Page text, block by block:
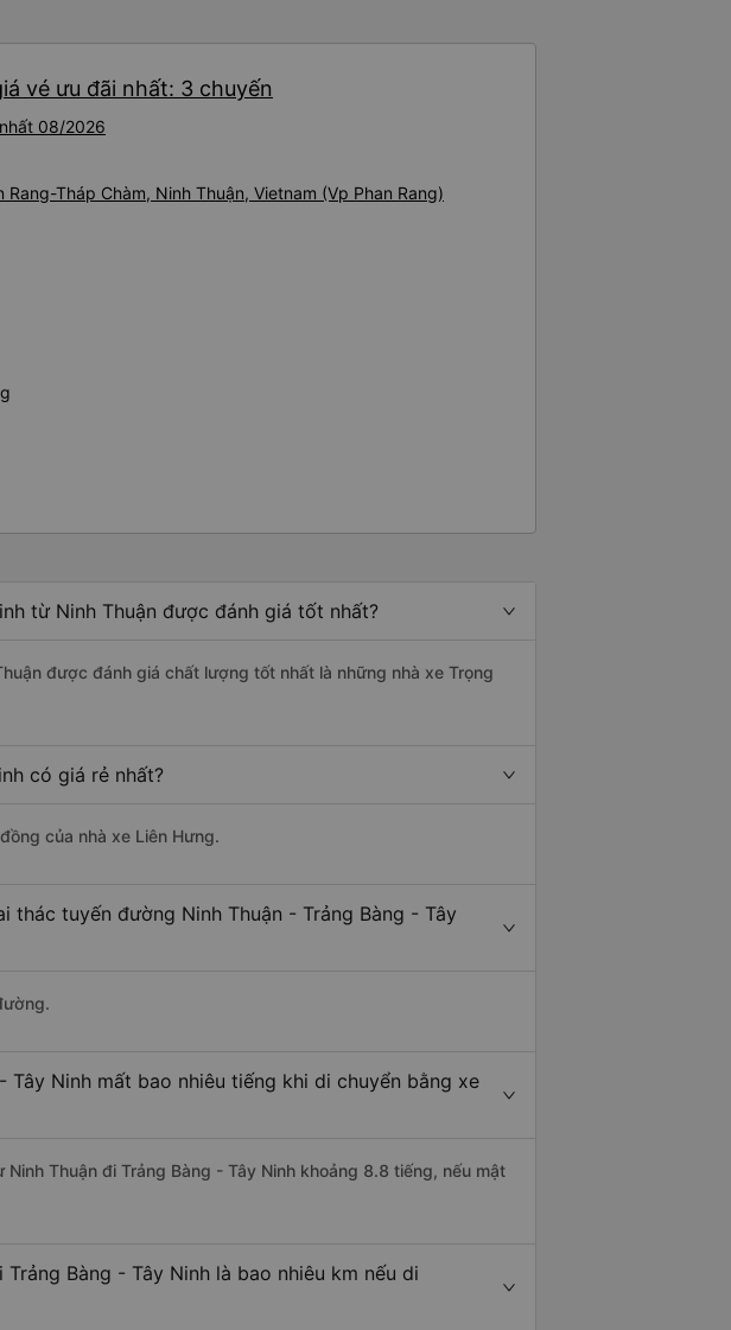
4:00 sáng và 9:00 sáng, giúp chuyến đi thoải mái
bàn chải đánh răng, đó là một cử chỉ rất chu đáo. Trong
đêm nào cho đến khoảng 8:00 sáng, điều này khá khó
vọng các điểm dừng sẽ được bố trí đều đặn hơn trong
lai. Nhìn chung, tôi hài lòng và sẽ tiếp tục sử dụng
vé ưu đãi nhất: 3 chuyến
08/2026
Tháp Chàm, Ninh Thuận, Vietnam (Vp Phan Rang)
từ Ninh Thuận được đánh giá tốt nhất?
được đánh giá chất lượng tốt nhất là những nhà xe Trọng
có giá rẻ nhất?
của nhà xe Liên Hưng.
thác tuyến đường Ninh Thuận - Trảng Bàng - Tây
Tây Ninh mất bao nhiêu tiếng khi di chuyển bằng xe
Thuận đi Trảng Bàng - Tây Ninh khoảng 8.8 tiếng, nếu mật
Bàng - Tây Ninh là bao nhiêu km nếu di